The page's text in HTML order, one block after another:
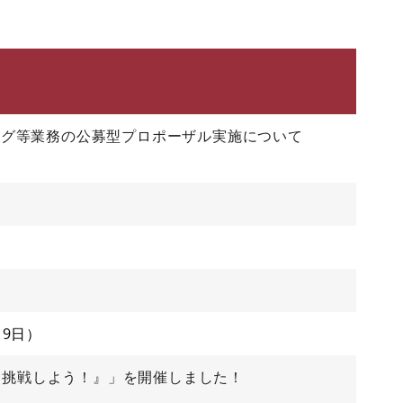
等業務の公募型プロポーザル実施について
日
戦しよう！』」を開催しました！